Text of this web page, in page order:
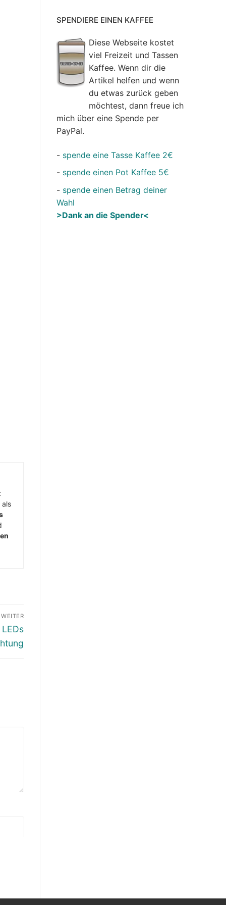
WEITER
SPENDIERE EINEN KAFFEE
Diese Webseite kostet
viel Freizeit und Tassen
Kaffee. Wenn dir die
Artikel helfen und wenn
du etwas zurück geben
möchtest, dann freue ich
mich über eine Spende per
PayPal.
- spende eine Tasse Kaffee 2€
- spende einen Pot Kaffee 5€
- spende einen Betrag deiner
Wahl
>Dank an die Spender<